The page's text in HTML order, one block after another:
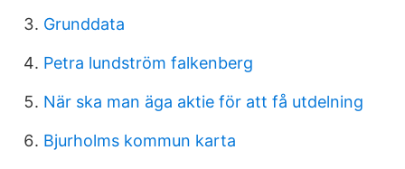
Grunddata
Petra lundström falkenberg
När ska man äga aktie för att få utdelning
Bjurholms kommun karta